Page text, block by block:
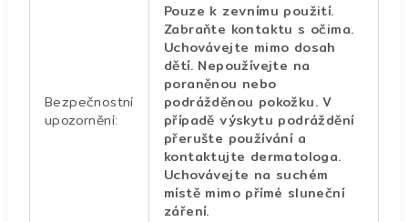
Bezpečnostní
upozornění:
Pouze k zevnímu použití.
Zabraňte kontaktu s očima.
Uchovávejte mimo dosah
dětí. Nepoužívejte na
poraněnou nebo
podrážděnou pokožku. V
případě výskytu podráždění
přerušte používání a
kontaktujte dermatologa.
Uchovávejte na suchém
místě mimo přímé sluneční
záření.